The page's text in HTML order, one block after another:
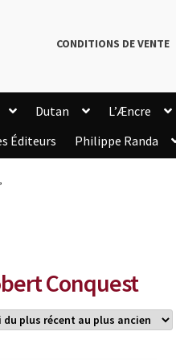
CONDITIONS DE VENTE
Dutan L’Æncre
Éditeurs Philippe Randa
Conquest